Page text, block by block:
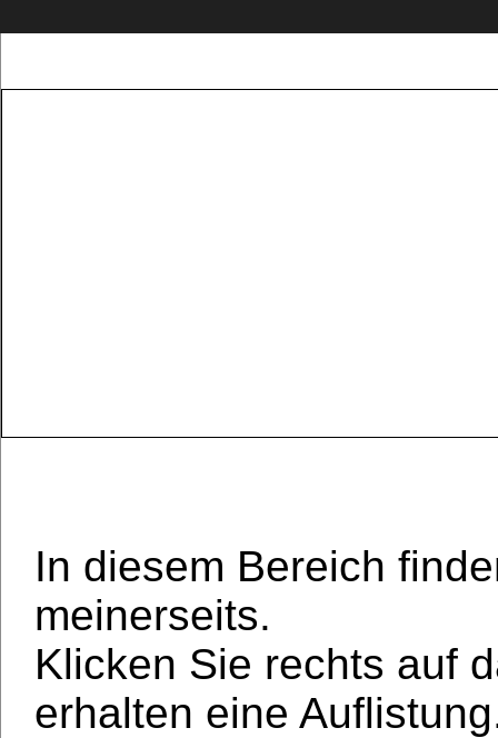
In diesem Bereich
meinerseits.
Klicken Sie rechts auf
erhalten eine